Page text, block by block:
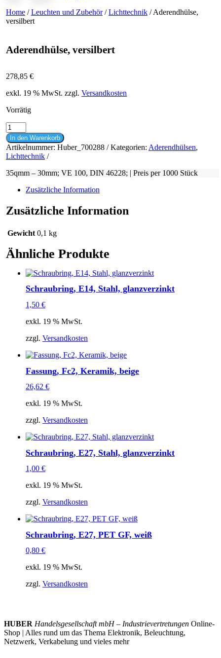
Home /Leuchten und Zubehör/Lichttechnik / Aderendhülse,
versilbert
Aderendhülse, versilbert
278,85 €
exkl. 19 % MwSt. zzgl. Versandkosten
Vorrätig
Aderendhülse,
versilbert
Menge
In den Warenkorb
Artikelnummer: Huber_700288 Kategorien: Aderendhülsen,
Lichttechnik
35qmm – 30mm; VE 100, DIN 46228; | Preis per 1000 Stück
Zusätzliche Information
Zusätzliche Information
Gewicht 0,1 kg
Ähnliche Produkte
Schraubring, E14, Stahl, glanzverzinkt
1,50 €
exkl. 19 % MwSt.
zzgl. Versandkosten
Fassung, Fc2, Keramik, beige
26,62 €
exkl. 19 % MwSt.
zzgl. Versandkosten
Schraubring, E27, Stahl, glanzverzinkt
1,00 €
exkl. 19 % MwSt.
zzgl. Versandkosten
Schraubring, E27, PET GF, weiß
0,80 €
exkl. 19 % MwSt.
zzgl. Versandkosten
HUBER Handelsgesellschaft mbH – Industrievertretungen Online-
Shop | Alles rund um das Thema Elektronik, Beleuchtung,
Netzwerk, Verkabelung und vieles mehr